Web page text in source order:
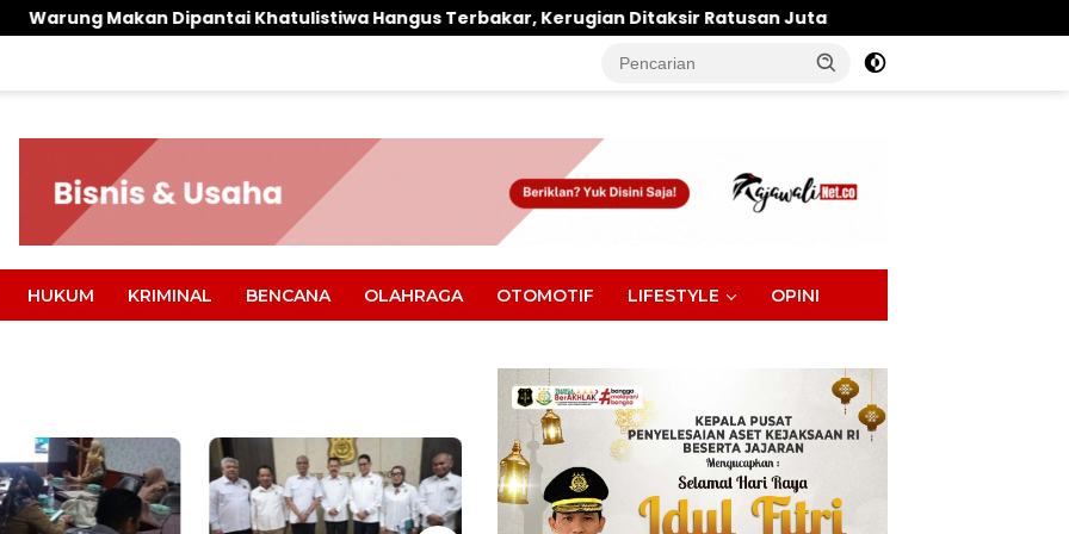
Khatulistiwa Hangus Terbakar, Kerugian Ditaksir Ratusan Juta 1.000 Peserta Bakal Ramaikan Toribulu
HUKUM KRIMINAL BENCANA OLAHRAGA OTOMOTIF LIFESTYLE OPINI